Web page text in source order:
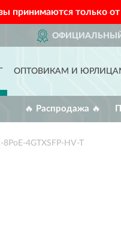
принимаются только
ОПТОВИКАМ И
🔥 Распродажа 🔥
4GTXSFP-HV-T